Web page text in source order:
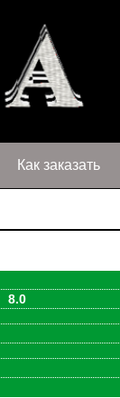
Как заказать
8.0